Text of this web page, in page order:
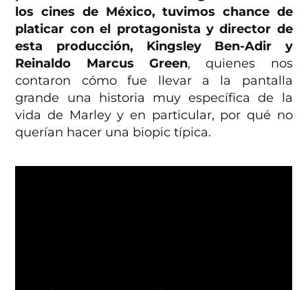
los cines de México, tuvimos chance de
platicar con el protagonista y director de
esta producción, Kingsley Ben-Adir y
Reinaldo Marcus Green, quienes nos
contaron cómo fue llevar a la pantalla
grande una historia muy específica de la
vida de Marley y en particular, por qué no
querían hacer una biopic típica.